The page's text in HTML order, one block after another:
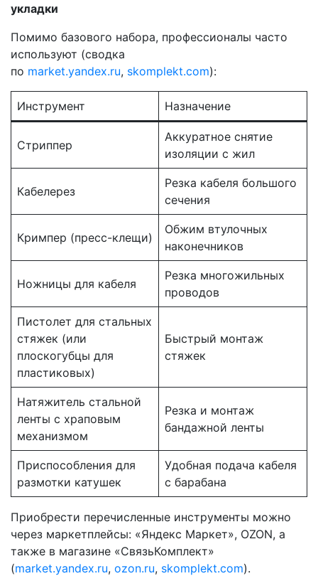
укладки
Помимо базового набора, профессионалы часто
используют (сводка
по market.yandex.ru, skomplekt.com):
Инструмент Назначение
Стриппер
Аккуратное снятие
изоляции с жил
Кабелерез
Резка кабеля большого
сечения
Кримпер (пресс-клещи)
Обжим втулочных
наконечников
Ножницы для кабеля
Резка многожильных
проводов
Пистолет для стальных
стяжек (или
плоскогубцы для
пластиковых)
Быстрый монтаж
стяжек
Натяжитель стальной
ленты с храповым
механизмом
Резка и монтаж
бандажной ленты
Приспособления для
размотки катушек
Удобная подача кабеля
с барабана
Приобрести перечисленные инструменты можно
через маркетплейсы: «Яндекс Маркет», OZON, а
также в магазине «СвязьКомплект»
(market.yandex.ru, ozon.ru, skomplekt.com).